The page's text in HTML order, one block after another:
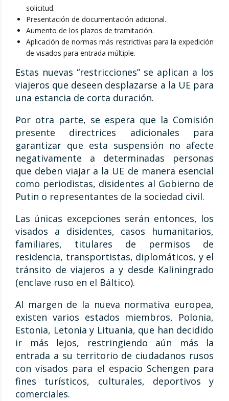
solicitud.
Presentación de documentación adicional.
Aumento de los plazos de tramitación.
Aplicación de normas más restrictivas para la expedición
de visados para entrada múltiple.
Estas nuevas “restricciones” se aplican a los
viajeros que deseen desplazarse a la UE para
una estancia de corta duración.
Por otra parte, se espera que la Comisión
presente directrices adicionales para
garantizar que esta suspensión no afecte
negativamente a determinadas personas
que deben viajar a la UE de manera esencial
como periodistas, disidentes al Gobierno de
Putin o representantes de la sociedad civil.
Las únicas excepciones serán entonces, los
visados a disidentes, casos humanitarios,
familiares, titulares de permisos de
residencia, transportistas, diplomáticos, y el
tránsito de viajeros a y desde Kaliningrado
(enclave ruso en el Báltico).
Al margen de la nueva normativa europea,
existen varios estados miembros, Polonia,
Estonia, Letonia y Lituania, que han decidido
ir más lejos, restringiendo aún más la
entrada a su territorio de ciudadanos rusos
con visados para el espacio Schengen para
fines turísticos, culturales, deportivos y
comerciales.